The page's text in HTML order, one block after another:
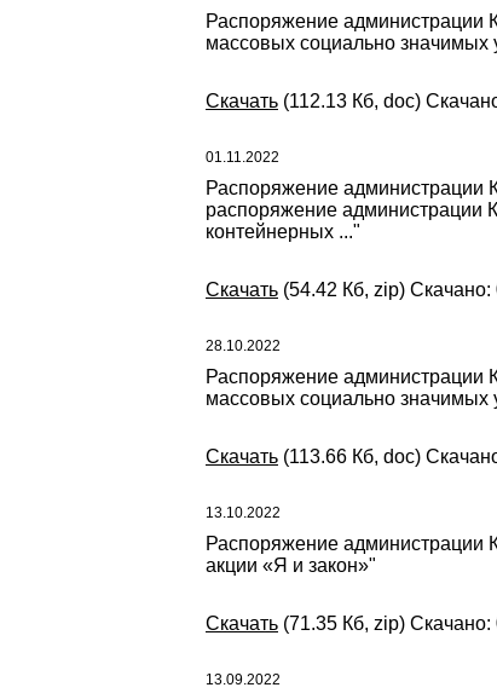
Распоряжение администрации
массовых социально значимых
Скачать (112.13 Кб, doc)
01.11.2022
Распоряжение администрации
распоряжение администрации
контейнерных ..."
Скачать (54.42 Кб, zip) Скачано:
28.10.2022
Распоряжение администрации
массовых социально значимых
Скачать (113.66 Кб, doc)
13.10.2022
Распоряжение администрации
акции «Я и закон»"
Скачать (71.35 Кб, zip) Скачано:
13.09.2022